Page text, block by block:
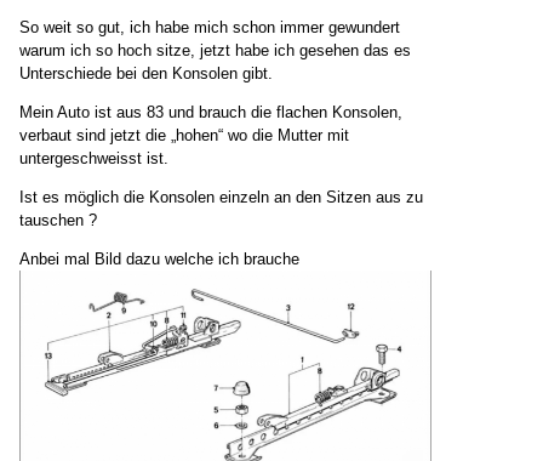
So weit so gut, ich habe mich schon immer gewundert
warum ich so hoch sitze, jetzt habe ich gesehen das es
Unterschiede bei den Konsolen gibt.
Mein Auto ist aus 83 und brauch die flachen Konsolen,
verbaut sind jetzt die „hohen“ wo die Mutter mit
untergeschweisst ist.
Ist es möglich die Konsolen einzeln an den Sitzen aus zu
tauschen ?
Anbei mal Bild dazu welche ich brauche